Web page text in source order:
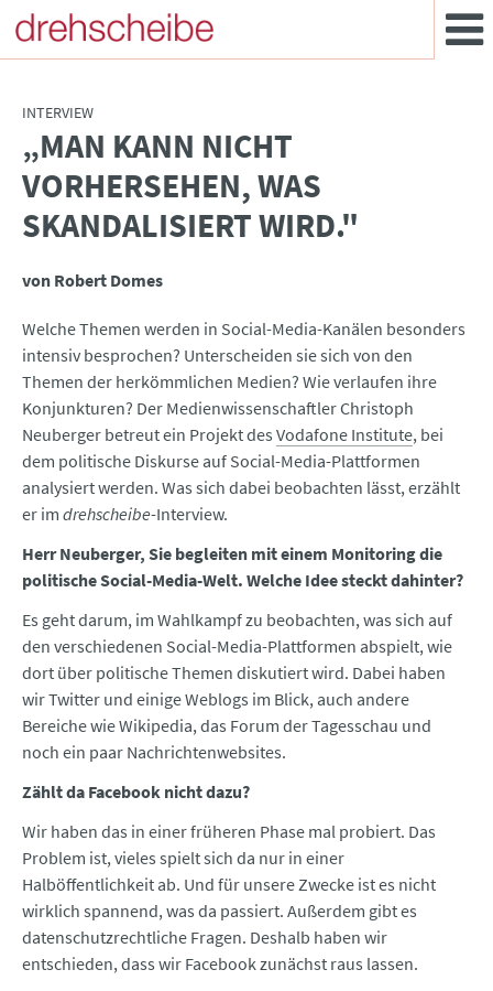
INTERVIEW
„MAN KANN NICHT
VORHERSEHEN, WAS
SKANDALISIERT WIRD."
von Robert Domes
Welche Themen werden in Social-Media-Kanälen besonders
intensiv besprochen? Unterscheiden sie sich von den
Themen der herkömmlichen Medien? Wie verlaufen ihre
Konjunkturen? Der Medienwissenschaftler Christoph
Neuberger betreut ein Projekt des Vodafone Institute, bei
dem politische Diskurse auf Social-Media-Plattformen
analysiert werden. Was sich dabei beobachten lässt, erzählt
er im drehscheibe-Interview.
Herr Neuberger, Sie begleiten mit einem Monitoring die
politische Social-Media-Welt. Welche Idee steckt dahinter?
Es geht darum, im Wahlkampf zu beobachten, was sich auf
den verschiedenen Social-Media-Plattformen abspielt, wie
dort über politische Themen diskutiert wird. Dabei haben
wir Twitter und einige Weblogs im Blick, auch andere
Bereiche wie Wikipedia, das Forum der Tagesschau und
noch ein paar Nachrichtenwebsites.
Zählt da Facebook nicht dazu?
Wir haben das in einer früheren Phase mal probiert. Das
Problem ist, vieles spielt sich da nur in einer
Halböffentlichkeit ab. Und für unsere Zwecke ist es nicht
wirklich spannend, was da passiert. Außerdem gibt es
datenschutzrechtliche Fragen. Deshalb haben wir
entschieden, dass wir Facebook zunächst raus lassen.